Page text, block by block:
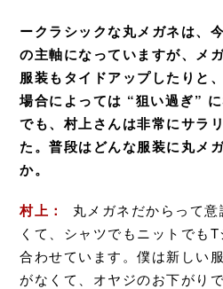
ークラシックな丸メガネは、
の主軸になっていますが、メ
服装もタイドアップしたりと
場合によっては “狙い過ぎ” に
でも、村上さんは非常にサラ
た。普段はどんな服装に丸メ
か。
村上：
丸メガネだからって
くて、シャツでもニットでも
合わせています。僕は新しい
がなくて、オヤジのお下がり